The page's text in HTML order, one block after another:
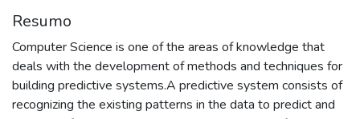
Resumo
Computer Science is one of the areas of knowledge that
deals with the development of methods and techniques for
building predictive systems.A predictive system consists of
recognizing the existing patterns in the data to predict and